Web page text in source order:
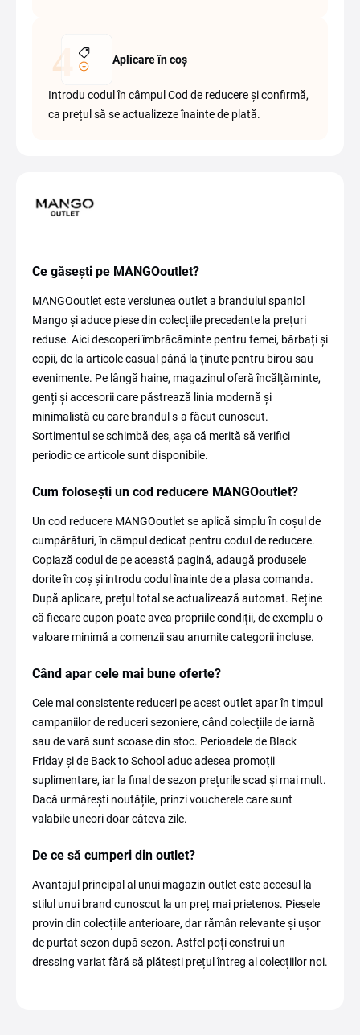
Aplicare în coș
Introdu codul în câmpul Cod de reducere și confirmă,
ca prețul să se actualizeze înainte de plată.
Ce găsești pe MANGOoutlet?
MANGOoutlet este versiunea outlet a brandului spaniol
Mango și aduce piese din colecțiile precedente la prețuri
reduse. Aici descoperi îmbrăcăminte pentru femei, bărbați și
copii, de la articole casual până la ținute pentru birou sau
evenimente. Pe lângă haine, magazinul oferă încălțăminte,
genți și accesorii care păstrează linia modernă și
minimalistă cu care brandul s-a făcut cunoscut.
Sortimentul se schimbă des, așa că merită să verifici
periodic ce articole sunt disponibile.
Cum folosești un cod reducere MANGOoutlet?
Un cod reducere MANGOoutlet se aplică simplu în coșul de
cumpărături, în câmpul dedicat pentru codul de reducere.
Copiază codul de pe această pagină, adaugă produsele
dorite în coș și introdu codul înainte de a plasa comanda.
După aplicare, prețul total se actualizează automat. Reține
că fiecare cupon poate avea propriile condiții, de exemplu o
valoare minimă a comenzii sau anumite categorii incluse.
Când apar cele mai bune oferte?
Cele mai consistente reduceri pe acest outlet apar în timpul
campaniilor de reduceri sezoniere, când colecțiile de iarnă
sau de vară sunt scoase din stoc. Perioadele de Black
Friday și de Back to School aduc adesea promoții
suplimentare, iar la final de sezon prețurile scad și mai mult.
Dacă urmărești noutățile, prinzi voucherele care sunt
valabile uneori doar câteva zile.
De ce să cumperi din outlet?
Avantajul principal al unui magazin outlet este accesul la
stilul unui brand cunoscut la un preț mai prietenos. Piesele
provin din colecțiile anterioare, dar rămân relevante și ușor
de purtat sezon după sezon. Astfel poți construi un
dressing variat fără să plătești prețul întreg al colecțiilor noi.